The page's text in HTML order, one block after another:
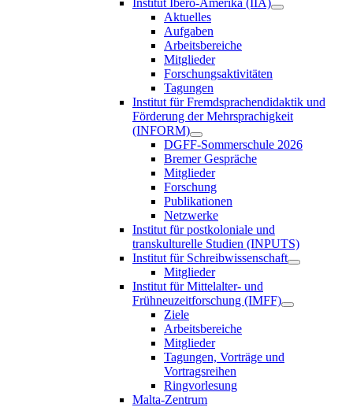
Aktuelles
Aufgaben
Arbeitsbereiche
Mitglieder
Forschungsaktivitäten
Tagungen
Institut für Fremdsprachendidaktik und
Förderung der Mehrsprachigkeit
(INFORM)
DGFF-Sommerschule 2026
Bremer Gespräche
Mitglieder
Forschung
Publikationen
Netzwerke
Institut für postkoloniale und
transkulturelle Studien (INPUTS)
Institut für Schreibwissenschaft
Mitglieder
Institut für Mittelalter- und
Frühneuzeitforschung (IMFF)
Ziele
Arbeitsbereiche
Mitglieder
Tagungen, Vorträge und
Vortragsreihen
Ringvorlesung
Malta-Zentrum